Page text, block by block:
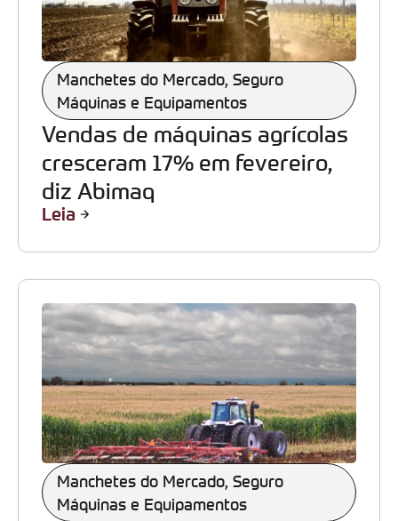
Manchetes do Mercado, Seguro
Máquinas e Equipamentos
Vendas de máquinas agrícolas
cresceram 17% em fevereiro,
diz Abimaq
Leia
Manchetes do Mercado, Seguro
Máquinas e Equipamentos